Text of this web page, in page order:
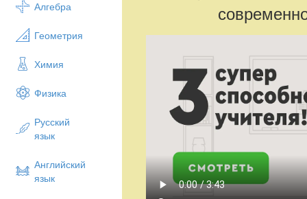
Алгебра
Геометрия
Химия
Физика
Русский
язык
Английский
язык